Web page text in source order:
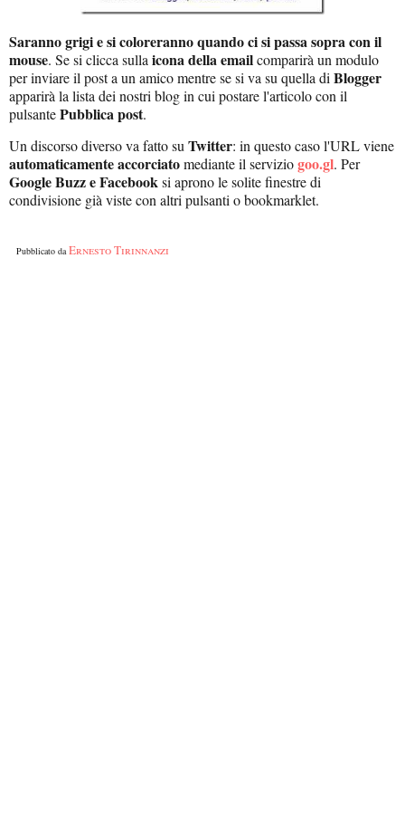
Saranno grigi e si coloreranno quando ci si passa sopra con il
mouse. Se si clicca sulla icona della emailcomparirà un modulo
per inviare il post a un amico mentre se si va su quella di Blogger
apparirà la lista dei nostri blog in cui postare l'articolo con il
pulsantePubblica post.
Un discorso diverso va fatto su Twitter: in questo caso l'URL viene
automaticamente accorciatomediante il serviziogoo.gl. Per
Google Buzz e Facebook si aprono le solite finestre di
condivisione già viste con altri pulsanti o bookmarklet.
Pubblicato da Ernesto Tirinnanzi